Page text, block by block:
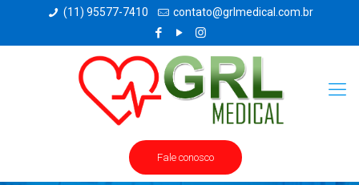
(11) 95577-7410 contato@grlmedical.com.br
Fale conosco